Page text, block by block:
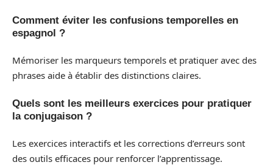
Comment éviter les confusions temporelles en
espagnol ?
Mémoriser les marqueurs temporels et pratiquer avec des
phrases aide à établir des distinctions claires.
Quels sont les meilleurs exercices pour pratiquer
la conjugaison ?
Les exercices interactifs et les corrections d’erreurs sont
des outils efficaces pour renforcer l’apprentissage.